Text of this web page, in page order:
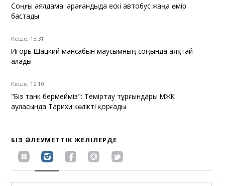
Соңғы аялдама: Қарағандыда ескі автобус жаңа өмір
бастады
Кеше, 13:31
Игорь Шацкий мансабын маусымның соңында аяқтай
алады
Кеше, 12:10
"Біз танк бермейміз": Теміртау тұрғындары МЖК
ауласында Тарихи көлікті қорғады
БІЗ ӘЛЕУМЕТТІК ЖЕЛІЛЕРДЕ